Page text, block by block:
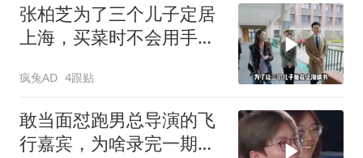
张柏芝为了三个儿子定居
上海，买菜时不会用手机
疯兔AD 4跟贴
敢当面怼跑男总导演的飞
行嘉宾，为啥录完一期就